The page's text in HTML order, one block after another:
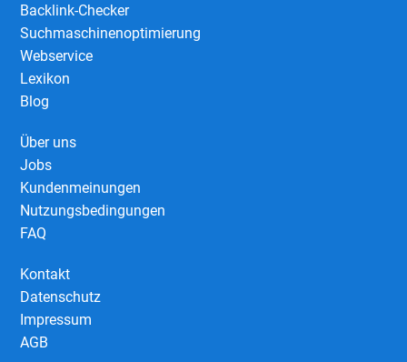
Backlink-Checker
Suchmaschinenoptimierung
Webservice
Lexikon
Blog
Über uns
Jobs
Kundenmeinungen
Nutzungsbedingungen
FAQ
Kontakt
Datenschutz
Impressum
AGB